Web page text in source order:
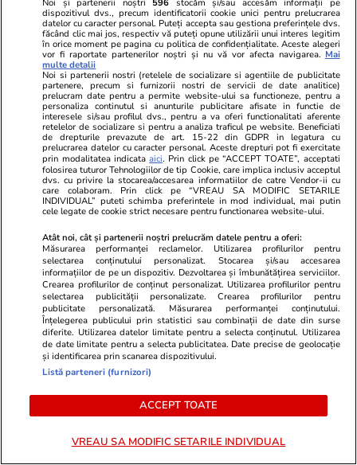
Crize de identitate și clarificări
doctrinare. Ce pare să anunțe
dezbaterea din PNL după
decesul USL
Inteligența artificială va
remodela economia mondială și
politica monetară
Opinii 24 iul.
Noi și partenerii noștri 596 stocăm și/sau accesăm informații pe
dispozitivul dvs., precum identificatorii cookie unici pentru prelucrarea
datelor cu caracter personal. Puteți accepta sau gestiona preferințele dvs.
făcând clic mai jos, respectiv vă puteți opune utilizării unui interes legitim
în orice moment pe pagina cu politica de confidențialitate. Aceste alegeri
vor fi raportate partenerilor noștri și nu vă vor afecta navigarea. Mai
multe detalii
Noi si partenerii nostri (retelele de socializare si agentiile de publicitate
partenere, precum si furnizorii nostri de servicii de date analitice)
prelucram date pentru a permite website-ului sa functioneze, pentru a
personaliza continutul si anunturile publicitare afisate in functie de
interesele si/sau profilul dvs., pentru a va oferi functionalitati aferente
retelelor de socializare si pentru a analiza traficul pe website. Beneficiati
de drepturile prevazute de art. 15-22 din GDPR in legatura cu
prelucrarea datelor cu caracter personal. Aceste drepturi pot fi exercitate
prin modalitatea indicataaici. Prin click pe “ACCEPT TOATE”, acceptati
folosirea tuturor Tehnologiilor de tip Cookie, care implica inclusiv acceptul
dvs. cu privire la stocarea/accesarea informatiilor de catre Vendor-ii cu
care colaboram. Prin click pe “VREAU SA MODIFIC SETARILE
INDIVIDUAL” puteti schimba preferintele in mod individual, mai putin
cele legate de cookie strict necesare pentru functionarea website-ului.
Atât noi, cât și partenerii noștri prelucrăm datele pentru a oferi:
Măsurarea performanței reclamelor. Utilizarea profilurilor pentru
selectarea conținutului personalizat. Stocarea și/sau accesarea
informațiilor de pe un dispozitiv. Dezvoltarea și îmbunătățirea serviciilor.
Crearea profilurilor de conținut personalizat. Utilizarea profilurilor pentru
selectarea publicității personalizate. Crearea profilurilor pentru
publicitate personalizată. Măsurarea performanței conținutului.
Înțelegerea publicului prin statistici sau combinații de date din surse
diferite. Utilizarea datelor limitate pentru a selecta conținutul. Utilizarea
de date limitate pentru a selecta publicitatea. Date precise de geolocație
și identificarea prin scanarea dispozitivului.
Listă parteneri (furnizori)
ACCEPT TOATE
VREAU SA MODIFIC SETARILE INDIVIDUAL